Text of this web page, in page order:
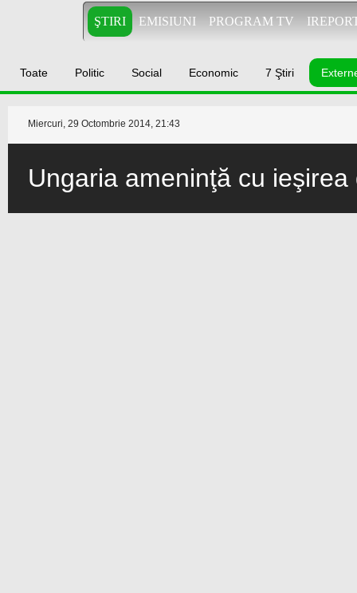
ŞTIRI EMISIUNI PROGRAM TV
Toate Politic Social Economic 7 Ştiri
Miercuri, 29 Octombrie 2014, 21:43
Ungaria ameninţă cu ieşirea